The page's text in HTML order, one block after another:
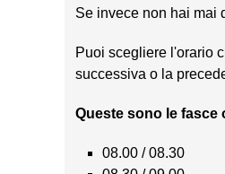
Se invece non hai mai
Puoi scegliere l'orario
successiva o la
Queste sono le fasce
08.00 / 08.30